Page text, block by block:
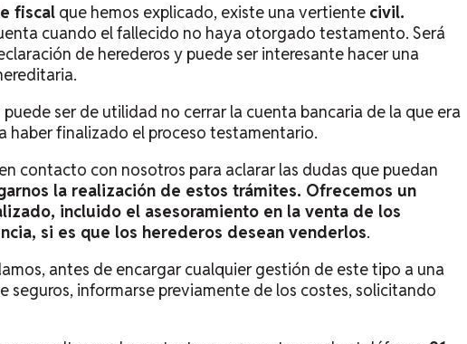
fiscal que hemos explicado, existe una vertiente civil.
cuando el fallecido no haya otorgado testamento. Será
de herederos y puede ser interesante hacer una
ser de utilidad no cerrar la cuenta bancaria de la que era
haber finalizado el proceso testamentario.
contacto con nosotros para aclarar las dudas que puedan
la realización de estos trámites. Ofrecemos un
incluido el asesoramiento en la venta de los
si es que los herederos desean venderlos.
antes de encargar cualquier gestión de este tipo a una
seguros, informarse previamente de los costes, solicitando